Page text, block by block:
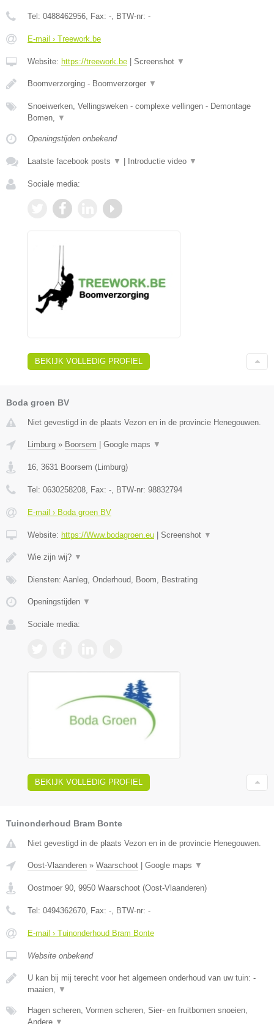
Tel: 0488462956 , Fax: - , BTW-nr: -
E-mail › Treework.be
Website: https://treework.be Screenshot ▼
Boomverzorging - Boomverzorger ▼
Snoeiwerken, Vellingsweken - complexe vellingen - Demontage
Bomen,
▼
Openingstijden onbekend
Laatste facebook posts ▼ Introductie video ▼
Sociale media:
BEKIJK VOLLEDIG PROFIEL
Boda groen BV
Niet gevestigd in de plaats Vezon en in de provincie Henegouwen.
Limburg » Boorsem Google maps ▼
16, 3631 Boorsem (Limburg)
Tel: 0630258208, Fax: -, BTW-nr: 98832794
E-mail › Boda groen BV
Website: https://Www.bodagroen.eu Screenshot ▼
Wie zijn wij? ▼
Diensten: Aanleg, Onderhoud, Boom, Bestrating
Openingstijden ▼
Sociale media:
BEKIJK VOLLEDIG PROFIEL
Tuinonderhoud Bram Bonte
Niet gevestigd in de plaats Vezon en in de provincie Henegouwen.
Oost-Vlaanderen » Waarschoot Google maps ▼
Oostmoer 90, 9950 Waarschoot (Oost-Vlaanderen)
Tel: 0494362670, Fax: -, BTW-nr: -
E-mail › Tuinonderhoud Bram Bonte
Website onbekend
U kan bij mij terecht voor het algemeen onderhoud van uw tuin: -
maaien, ▼
Hagen scheren, Vormen scheren, Sier- en fruitbomen snoeien,
Andere ▼